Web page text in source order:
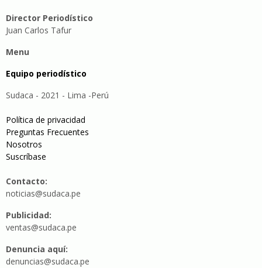
Director Periodístico
Juan Carlos Tafur
Menu
Equipo periodístico
Sudaca - 2021 - Lima -Perú
Política de privacidad
Preguntas Frecuentes
Nosotros
Suscríbase
Contacto:
noticias@sudaca.pe
Publicidad:
ventas@sudaca.pe
Denuncia aquí:
denuncias@sudaca.pe